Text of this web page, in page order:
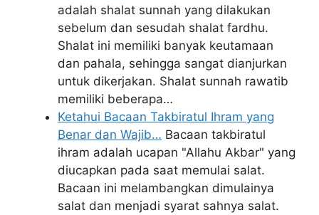
adalah shalat sunnah yang dilakukan
sebelum dan sesudah shalat fardhu.
Shalat ini memiliki banyak keutamaan
dan pahala, sehingga sangat dianjurkan
untuk dikerjakan. Shalat sunnah rawatib
memiliki beberapa…
Ketahui Bacaan Takbiratul Ihram yang
Benar dan Wajib… Bacaan takbiratul
ihram adalah ucapan "Allahu Akbar" yang
diucapkan pada saat memulai salat.
Bacaan ini melambangkan dimulainya
salat dan menjadi syarat sahnya salat.